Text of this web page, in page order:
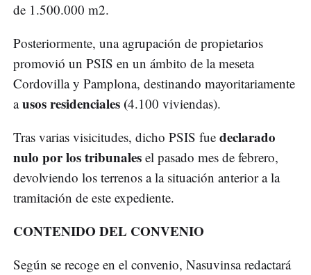
de 1.500.000 m2.
Posteriormente, una agrupación de propietarios
promovió un PSIS en un ámbito de la meseta
Cordovilla y Pamplona, destinando mayoritariamente
ausos residenciales (4.100 viviendas).
Tras varias visicitudes, dicho PSIS fue declarado
nulo por los tribunales el pasado mes de febrero,
devolviendo los terrenos a la situación anterior a la
tramitación de este expediente.
CONTENIDO DEL CONVENIO
Según se recoge en el convenio, Nasuvinsa redactará